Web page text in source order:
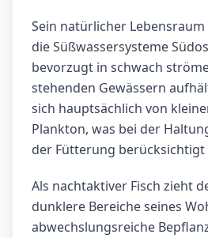
Sein natürlicher
die Süßwassersysteme
bevorzugt in schwach
stehenden Gewässern
sich hauptsächlich von
Plankton, was bei der
der Fütterung berücksichtigt
Als nachtaktiver Fisch zieht
dunklere Bereiche seines
abwechslungsreiche